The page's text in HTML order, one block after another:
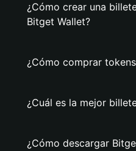
¿Cómo crear una
Bitget Wallet?
¿Cómo comprar
¿Cuál es la mejor
¿Cómo descargar